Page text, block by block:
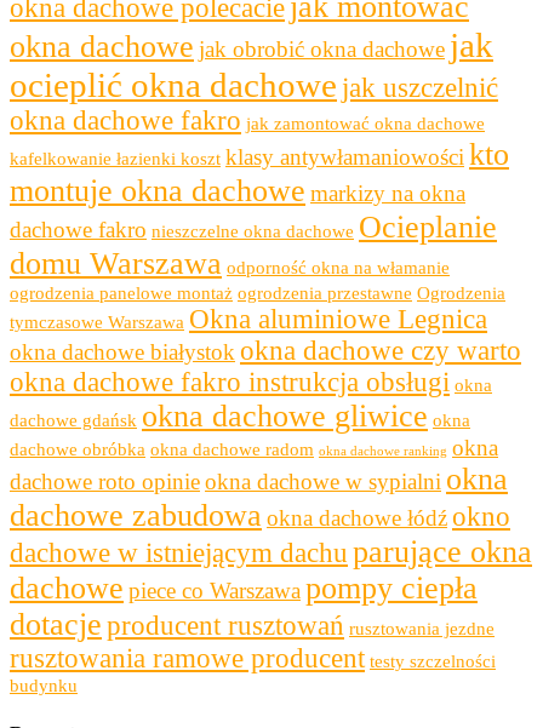
okna dachowe polecacie
okna dachowe jak obrobić okna dachowe jak
ocieplić okna dachowe jak uszczelnić
okna dachowe fakro jak zamontować okna dachowe
kafelkowanie łazienki koszt klasy antywłamaniowościkto
montuje okna dachowe markizy na okna
dachowe fakro nieszczelne okna dachowe Ocieplanie
domu Warszawa odporność okna na włamanie
ogrodzenia panelowe montaż ogrodzenia przestawne Ogrodzenia
tymczasowe Warszawa Okna aluminiowe Legnica
okna dachowe białystokokna dachowe czy warto
okna dachowe fakro instrukcja obsługi okna
dachowe gdańsk okna dachowe gliwice okna
dachowe obróbka okna dachowe radom okna dachowe ranking okna
dachowe roto opinieokna dachowe w sypialni okna
dachowe zabudowaokna dachowe łódźokno
dachowe w istniejącym dachu parujące okna
dachowe piece co Warszawapompy ciepła
dotacje producent rusztowań rusztowania jezdne
rusztowania ramowe producent testy szczelności
budynku